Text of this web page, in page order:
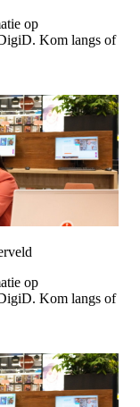
op
Kom langs of
op
Kom langs of